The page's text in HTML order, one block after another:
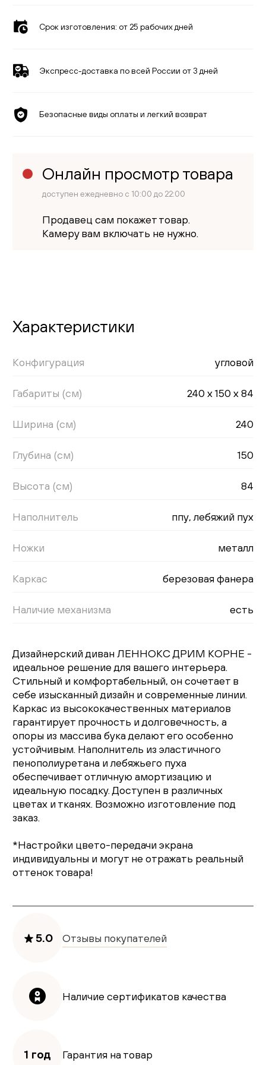
Срок изготовления: от 25 рабочих дней
Экспресс-доставка по всей России от 3 дней
Безопасные виды оплаты и легкий возврат
Онлайн просмотр товара
доступен ежедневно с 10:00 до 22:00
Продавец сам покажет товар.
Камеру вам включать не нужно.
Характеристики
Конфигурация угловой
Габариты (см) 240 x 150 x 84
Ширина (см) 240
Глубина (см) 150
Высота (см) 84
Наполнитель ппу, лебяжий пух
Ножки металл
Каркас березовая фанера
Наличие механизма есть
Дизайнерский диван ЛЕННОКС ДРИМ КОРНЕ -
идеальное решение для вашего интерьера.
Стильный и комфортабельный, он сочетает в
себе изысканный дизайн и современные линии.
Каркас из высококачественных материалов
гарантирует прочность и долговечность, а
опоры из массива бука делают его особенно
устойчивым. Наполнитель из эластичного
пенополиуретана и лебяжьего пуха
обеспечивает отличную амортизацию и
идеальную посадку. Доступен в различных
цветах и тканях. Возможно изготовление под
заказ.
*Настройки цвето-передачи экрана
индивидуальны и могут не отражать реальный
оттенок товара!
5.0 Отзывы покупателей
Наличие сертификатов качества
1 год Гарантия на товар